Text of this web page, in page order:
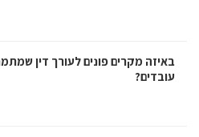
באיזה מקרים פונים לעורך דין
עובדים?